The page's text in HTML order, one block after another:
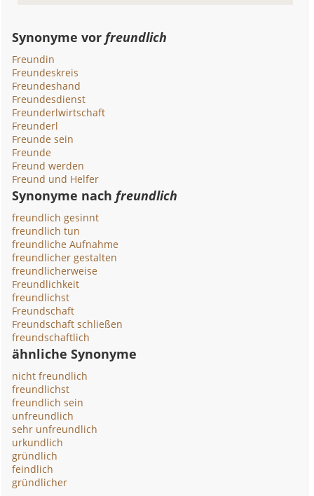
Synonyme vorfreundlich
Freundin
Freundeskreis
Freundeshand
Freundesdienst
Freunderlwirtschaft
Freunderl
Freunde sein
Freunde
Freund werden
Freund und Helfer
Synonyme nachfreundlich
freundlich gesinnt
freundlich tun
freundliche Aufnahme
freundlicher gestalten
freundlicherweise
Freundlichkeit
freundlichst
Freundschaft
Freundschaft schließen
freundschaftlich
ähnliche Synonyme
nicht freundlich
freundlichst
freundlich sein
unfreundlich
sehr unfreundlich
urkundlich
gründlich
feindlich
gründlicher